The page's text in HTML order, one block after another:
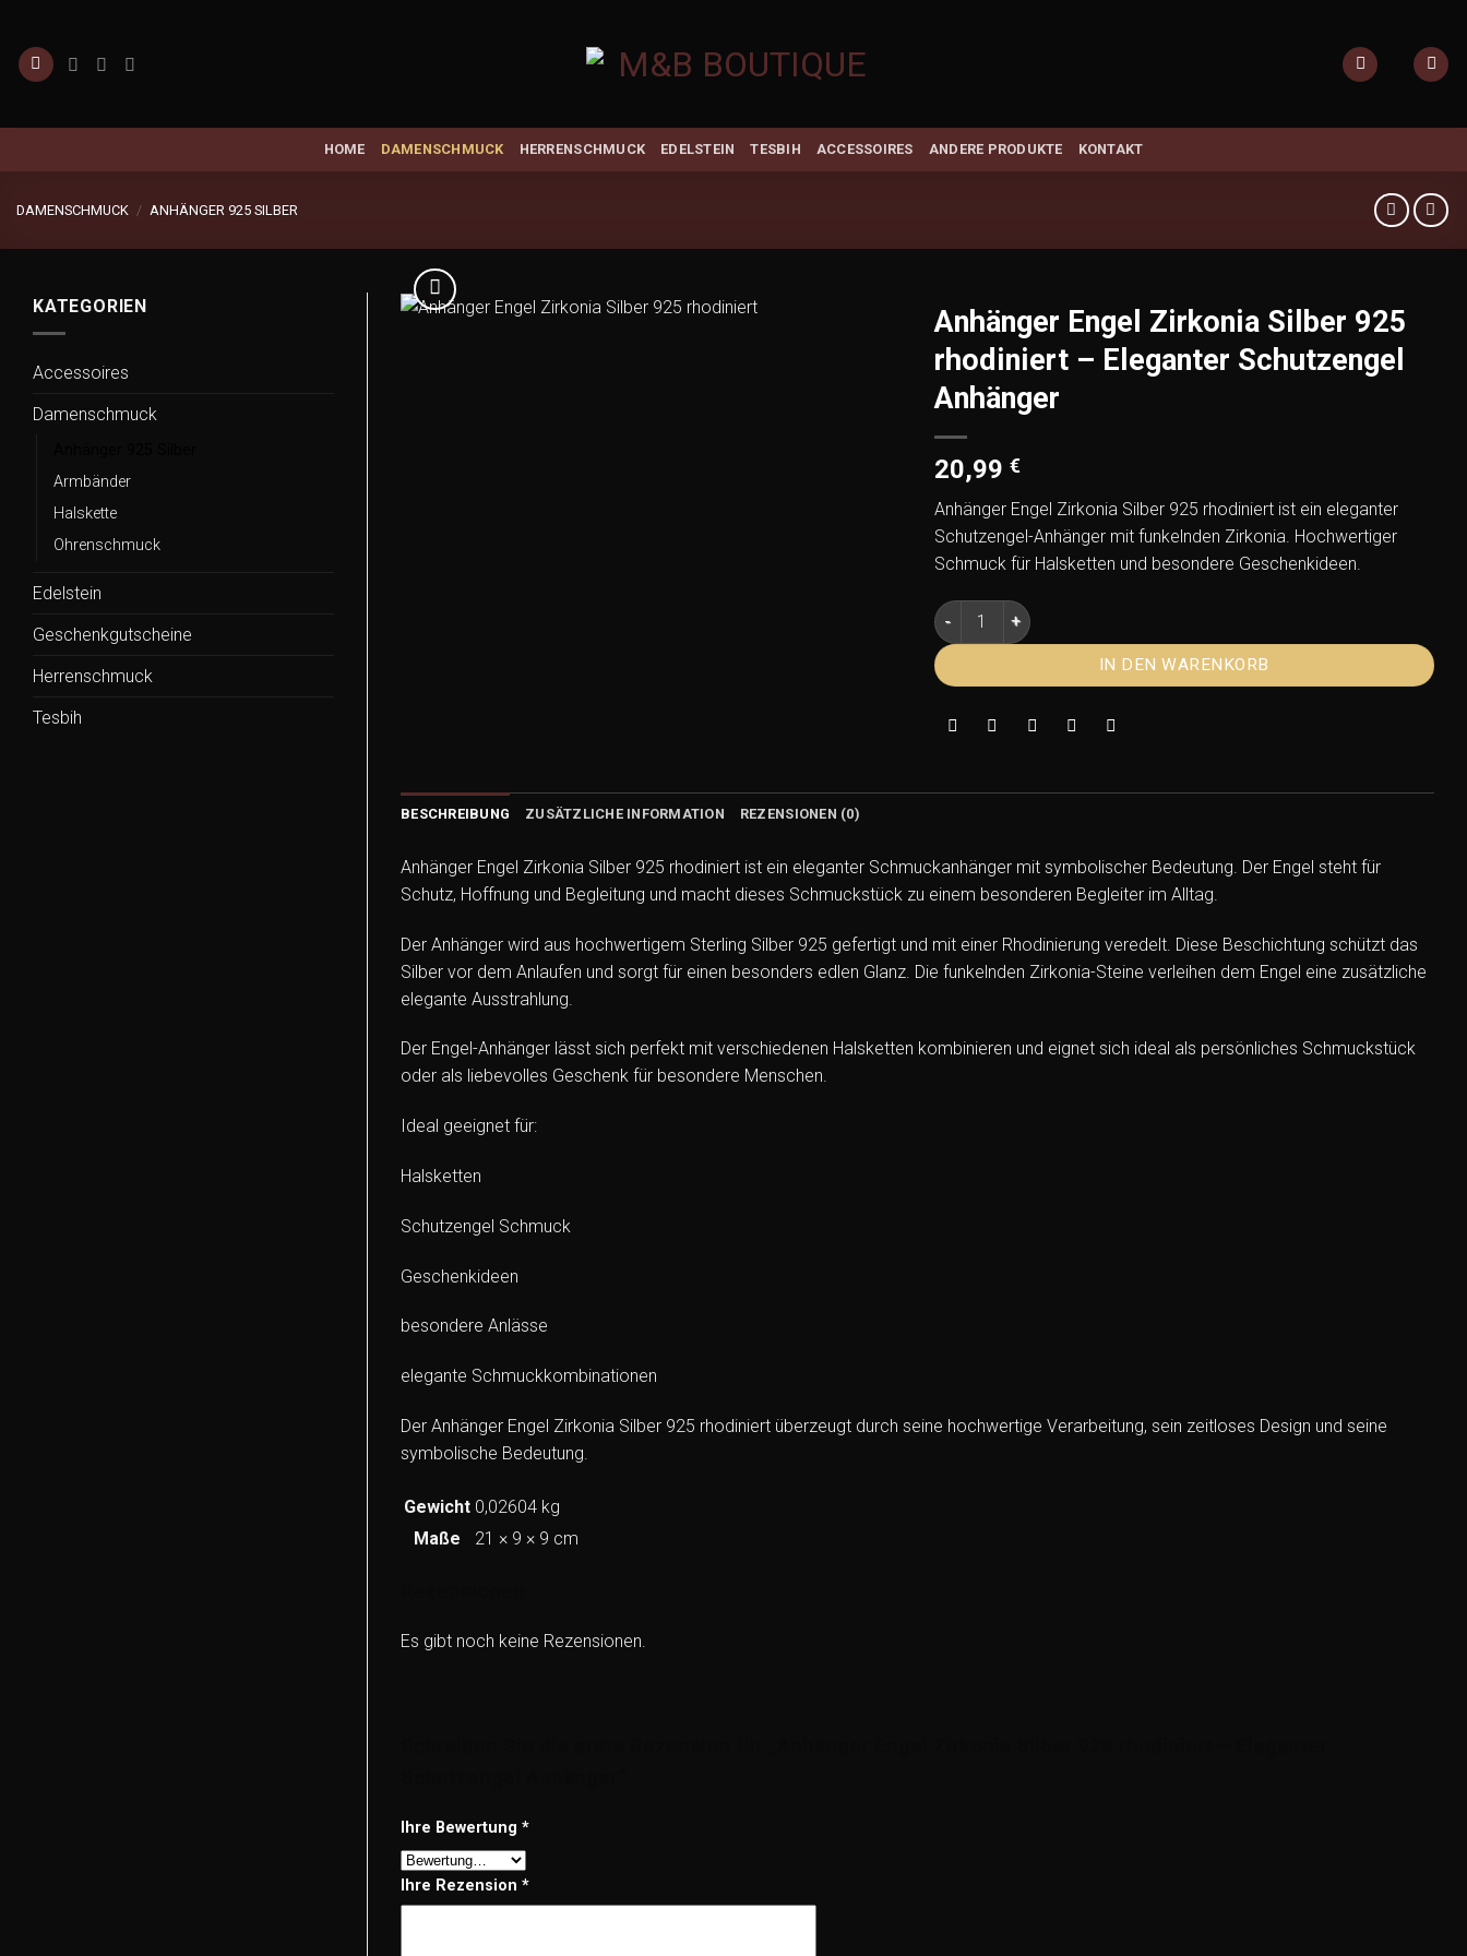
springen
HOME DAMENSCHMUCK HERRENSCHMUCK EDELSTEIN TESBIH ACCESSOIRES ANDERE PRODUKTE KONTAKT
DAMENSCHMUCK / ANHÄNGER 925 SILBER
KATEGORIEN
Accessoires
Damenschmuck
Armbänder
Halskette
Ohrenschmuck
Edelstein
Geschenkgutscheine
Herrenschmuck
Tesbih
Anhänger Engel Zirkonia Silber 925
rhodiniert – Eleganter Schutzengel
Anhänger
20,99 €
Anhänger Engel Zirkonia Silber 925 rhodiniert ist ein eleganter
Schutzengel-Anhänger mit funkelnden Zirkonia. Hochwertiger
Schmuck für Halsketten und besondere Geschenkideen.
Anhänger Engel Zirkonia Silber 925 rhodiniert – Eleganter
IN DEN WARENKORB
BESCHREIBUNG ZUSÄTZLICHE INFORMATION REZENSIONEN (0)
Anhänger Engel Zirkonia Silber 925 rhodiniert ist ein eleganter Schmuckanhänger mit symbolischer Bedeutung. Der Engel steht für
Schutz, Hoffnung und Begleitung und macht dieses Schmuckstück zu einem besonderen Begleiter im Alltag.
Der Anhänger wird aus hochwertigem Sterling Silber 925 gefertigt und mit einer Rhodinierung veredelt. Diese Beschichtung schützt das
Silber vor dem Anlaufen und sorgt für einen besonders edlen Glanz. Die funkelnden Zirkonia-Steine verleihen dem Engel eine zusätzliche
elegante Ausstrahlung.
Der Engel-Anhänger lässt sich perfekt mit verschiedenen Halsketten kombinieren und eignet sich ideal als persönliches Schmuckstück
oder als liebevolles Geschenk für besondere Menschen.
Ideal geeignet für:
Halsketten
Schutzengel Schmuck
Geschenkideen
besondere Anlässe
elegante Schmuckkombinationen
Der Anhänger Engel Zirkonia Silber 925 rhodiniert überzeugt durch seine hochwertige Verarbeitung, sein zeitloses Design und seine
symbolische Bedeutung.
Gewicht 0,02604 kg
Maße
21 × 9 × 9 cm
Es gibt noch keine Rezensionen.
Ihre Bewertung *
Ihre Rezension *